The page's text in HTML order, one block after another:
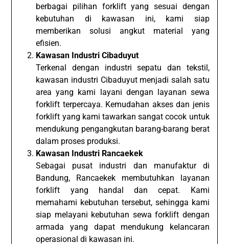
berbagai pilihan forklift yang sesuai dengan
kebutuhan di kawasan ini, kami siap
memberikan solusi angkut material yang
efisien.
Kawasan Industri Cibaduyut
Terkenal dengan industri sepatu dan tekstil,
kawasan industri Cibaduyut menjadi salah satu
area yang kami layani dengan layanan sewa
forklift terpercaya. Kemudahan akses dan jenis
forklift yang kami tawarkan sangat cocok untuk
mendukung pengangkutan barang-barang berat
dalam proses produksi.
Kawasan Industri Rancaekek
Sebagai pusat industri dan manufaktur di
Bandung, Rancaekek membutuhkan layanan
forklift yang handal dan cepat. Kami
memahami kebutuhan tersebut, sehingga kami
siap melayani kebutuhan sewa forklift dengan
armada yang dapat mendukung kelancaran
operasional di kawasan ini.